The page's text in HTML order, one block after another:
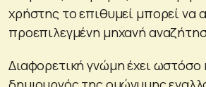
χρήστης το επιθυμεί μπορεί να
προεπιλεγμένη μηχανή
Διαφορετική γνώμη έχει ωστόσο